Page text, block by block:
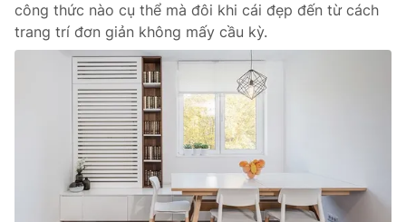
công thức nào cụ thể mà đôi khi cái đẹp đến từ cách
trang trí đơn giản không mấy cầu kỳ.